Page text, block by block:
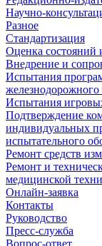
Научно-
Разное
Стандартизация
Оценка состояний
Внедрение и
Испытания
Испытания
Подтверждение
индивидуальных
испытательного
Ремонт средств
Ремонт и
медицинской
Онлайн-заявка
Контакты
Руководство
Пресс-служба
Вопрос-ответ